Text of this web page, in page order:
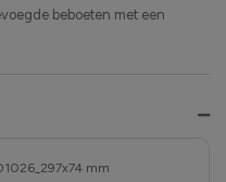
beboeten met een
mm